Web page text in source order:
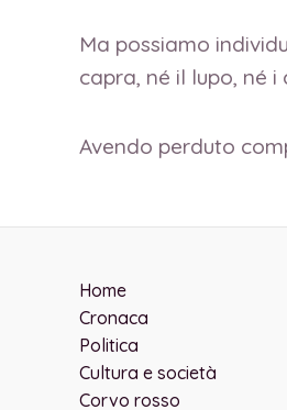
Ma possiamo
capra, né il lupo, né i
Avendo perduto
Home
Cronaca
Politica
Cultura e società
Corvo rosso